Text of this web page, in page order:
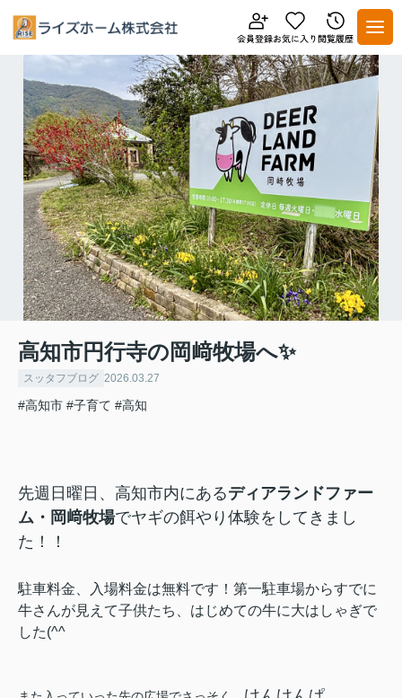
高知市円行寺の岡﨑牧場へ✨
スッタフブログ 2026.03.27
#高知市 #子育て #高知
先週日曜日、高知市内にあるディアランドファー
ム・岡﨑牧場でヤギの餌やり体験をしてきまし
た！！
駐車料金、入場料金は無料です！第一駐車場からすでに
牛さんが見えて子供たち、はじめての牛に大はしゃぎで
した(^^